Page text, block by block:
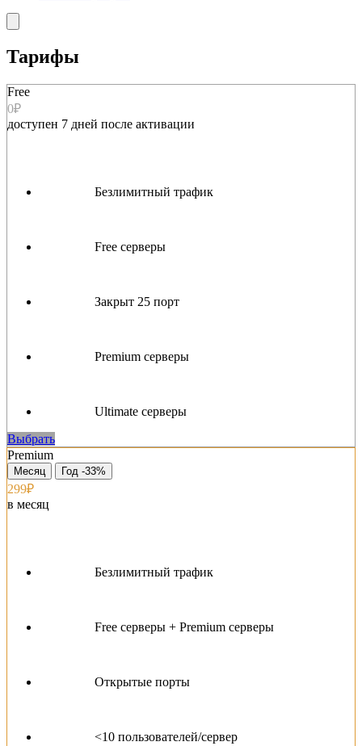
Тарифы
Free
0₽
доступен 7 дней после активации
Безлимитный трафик
Free серверы
Закрыт 25 порт
Premium серверы
Ultimate серверы
Выбрать
Premium
Месяц Год -33%
299₽
в месяц
Безлимитный трафик
Free серверы + Premium серверы
Открытые порты
<10 пользователей/сервер